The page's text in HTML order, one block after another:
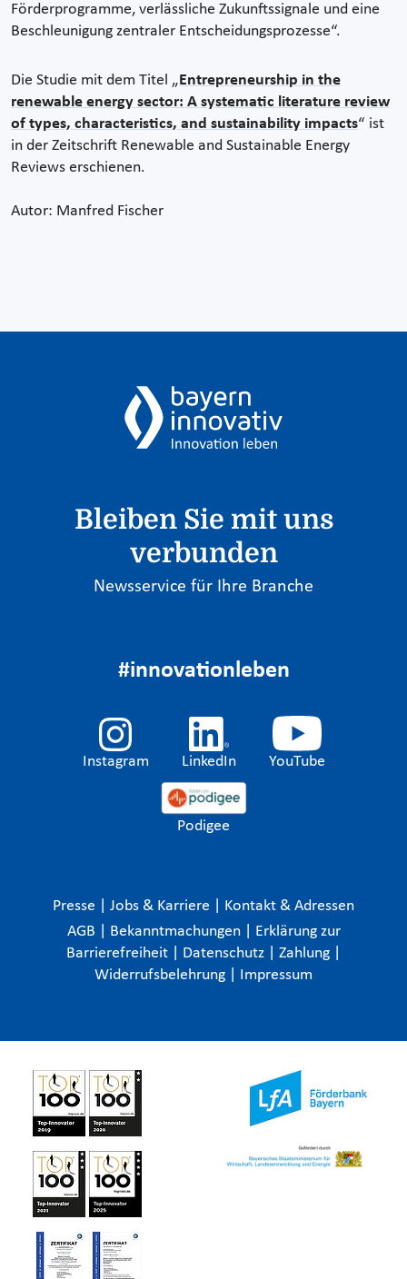
Förderprogramme, verlässliche Zukunftssignale und eine
Beschleunigung zentraler Entscheidungsprozesse“.
Die Studie mit dem Titel „Entrepreneurship in the
renewable energy sector: A systematic literature review
of types, characteristics, and sustainability impacts“ ist
in der Zeitschrift Renewable and Sustainable Energy
Reviews erschienen.
Autor: Manfred Fischer
Bleiben Sie mit uns
verbunden
Newsservice für Ihre Branche
#innovationleben
Instagram LinkedIn YouTube
Podigee
Presse Jobs & Karriere
Kontakt & Adressen
AGB
Bekanntmachungen
Erklärung zur
Barrierefreiheit
Datenschutz Zahlung
Widerrufsbelehrung
Impressum